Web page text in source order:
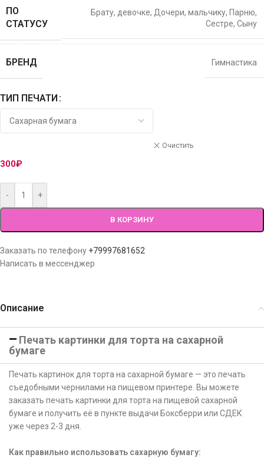
ПО
СТАТУСУ
Брату, девочке, Дочери, мальчику, Парню,
Сестре, Сыну
БРЕНД Гимнастика
ТИП ПЕЧАТИ
Очистить
300₽
- +
В КОРЗИНУ
Заказать по телефону +79997681652
Написать в мессенджер
Описание
Печать картинки для торта на сахарной
бумаге
Печать картинок для торта на сахарной бумаге — это печать
съедобными чернилами на пищевом принтере. Вы можете
заказать печать картинки для торта на пищевой сахарной
бумаге и получить её в пункте выдачи Боксберри или СДЕК
уже через 2-3 дня.
Как правильно использовать сахарную бумагу: